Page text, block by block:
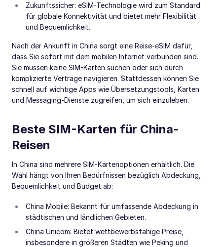
Zukunftssicher: eSIM-Technologie wird zum Standard
für globale Konnektivität und bietet mehr Flexibilität
und Bequemlichkeit.
Nach der Ankunft in China sorgt eine Reise-eSIM dafür,
dass Sie sofort mit dem mobilen Internet verbunden sind.
Sie müssen keine SIM-Karten suchen oder sich durch
komplizierte Verträge navigieren. Stattdessen können Sie
schnell auf wichtige Apps wie Übersetzungstools, Karten
und Messaging-Dienste zugreifen, um sich einzuleben.
Beste SIM-Karten für China-
Reisen
In China sind mehrere SIM-Kartenoptionen erhältlich. Die
Wahl hängt von Ihren Bedürfnissen bezüglich Abdeckung,
Bequemlichkeit und Budget ab:
China Mobile: Bekannt für umfassende Abdeckung in
städtischen und ländlichen Gebieten.
China Unicom: Bietet wettbewerbsfähige Preise,
insbesondere in größeren Städten wie Peking und